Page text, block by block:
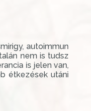
autoimmun
nem is tudsz
is jelen van,
étkezések utáni